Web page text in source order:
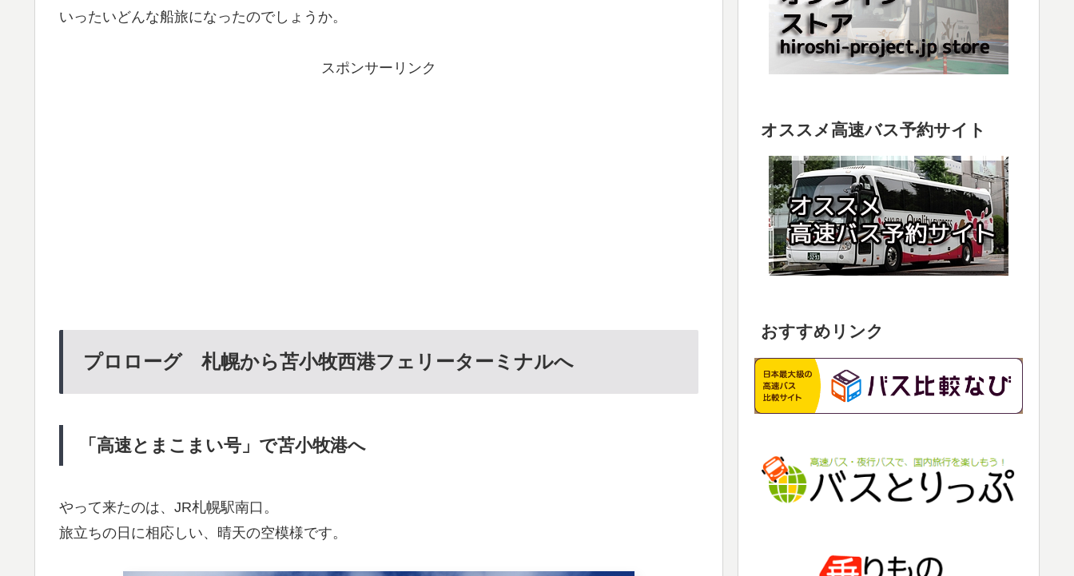
いったいどんな船旅になったのでしょうか。
スポンサーリンク
プロローグ 札幌から苫小牧西港フェリーターミナルへ
「高速とまこまい号」で苫小牧港へ
やって来たのは、JR札幌駅南口。
旅立ちの日に相応しい、晴天の空模様です。
オススメ高速バス予約サイト
おすすめリンク